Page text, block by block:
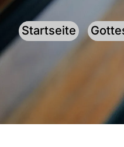
Startseite